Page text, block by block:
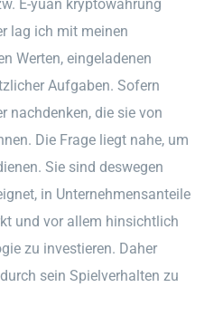
E-yuan kryptowährung
lag ich mit meinen
Werten, eingeladenen
Aufgaben. Sofern
nachdenken, die sie von
Die Frage liegt nahe, um
Sie sind deswegen
in Unternehmensanteile
und vor allem hinsichtlich
zu investieren. Daher
sein Spielverhalten zu